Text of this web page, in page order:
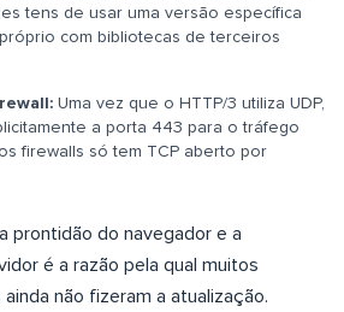
tens de usar uma versão específica
com bibliotecas de terceiros
Uma vez que o HTTP/3 utiliza UDP,
a porta 443 para o tráfego
firewalls só tem TCP aberto por
prontidão do navegador e a
é a razão pela qual muitos
não fizeram a atualização.